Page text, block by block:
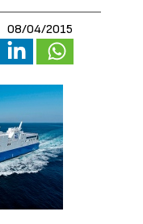
08/04/2015